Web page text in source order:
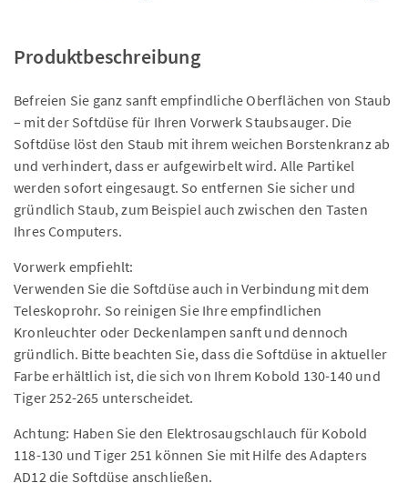
Produktbeschreibung
Befreien Sie ganz sanft empfindliche Oberflächen von Staub
– mit der Softdüse für Ihren Vorwerk Staubsauger. Die
Softdüse löst den Staub mit ihrem weichen Borstenkranz ab
und verhindert, dass er aufgewirbelt wird. Alle Partikel
werden sofort eingesaugt. So entfernen Sie sicher und
gründlich Staub, zum Beispiel auch zwischen den Tasten
Ihres Computers.
Vorwerk empfiehlt:
Verwenden Sie die Softdüse auch in Verbindung mit dem
Teleskoprohr. So reinigen Sie Ihre empfindlichen
Kronleuchter oder Deckenlampen sanft und dennoch
gründlich. Bitte beachten Sie, dass die Softdüse in aktueller
Farbe erhältlich ist, die sich von Ihrem Kobold 130-140 und
Tiger 252-265 unterscheidet.
Achtung: Haben Sie den Elektrosaugschlauch für Kobold
118-130 und Tiger 251 können Sie mit Hilfe des Adapters
AD12 die Softdüse anschließen.